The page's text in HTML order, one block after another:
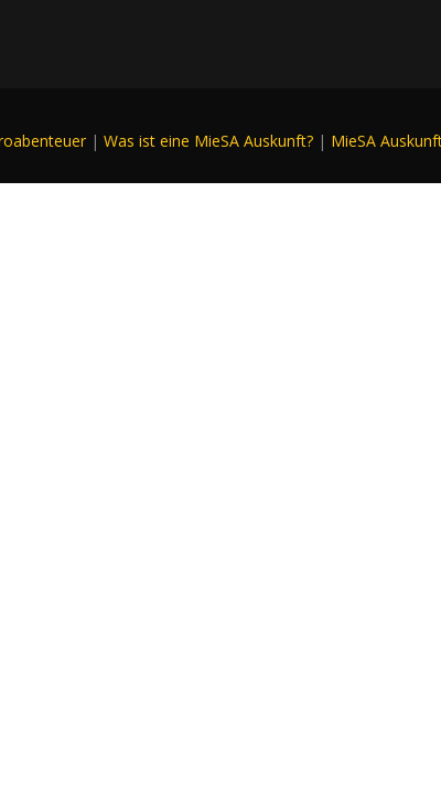
| Was ist eine MieSA Auskunft? | MieSA